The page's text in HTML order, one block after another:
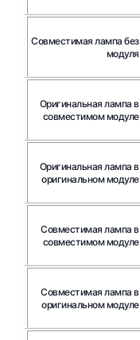
Совместимая лампа без
модуля
Оригинальная лампа в
совместимом модуле
Оригинальная лампа в
оригинальном модуле
Совместимая лампа в
совместимом модуле
Совместимая лампа в
оригинальном модуле